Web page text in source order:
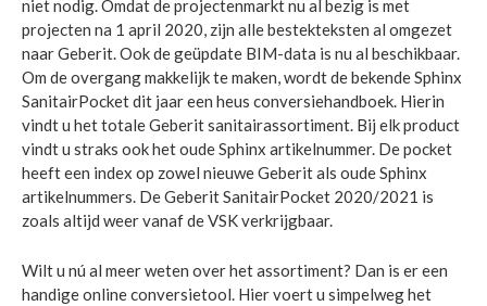
niet nodig. Omdat de projectenmarkt nu al bezig is met
projecten na 1 april 2020, zijn alle bestekteksten al omgezet
naar Geberit. Ook de geüpdate BIM-data is nu al beschikbaar.
Om de overgang makkelijk te maken, wordt de bekende Sphinx
SanitairPocket dit jaar een heus conversiehandboek. Hierin
vindt u het totale Geberit sanitairassortiment. Bij elk product
vindt u straks ook het oude Sphinx artikelnummer. De pocket
heeft een index op zowel nieuwe Geberit als oude Sphinx
artikelnummers. De Geberit SanitairPocket 2020/2021 is
zoals altijd weer vanaf de VSK verkrijgbaar.
Wilt u nú al meer weten over het assortiment? Dan is er een
handige online conversietool. Hier voert u simpelweg het